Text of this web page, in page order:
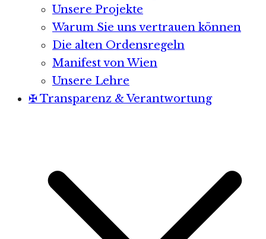
Unsere Projekte
Warum Sie uns vertrauen können
Die alten Ordensregeln
Manifest von Wien
Unsere Lehre
✠ Transparenz & Verantwortung